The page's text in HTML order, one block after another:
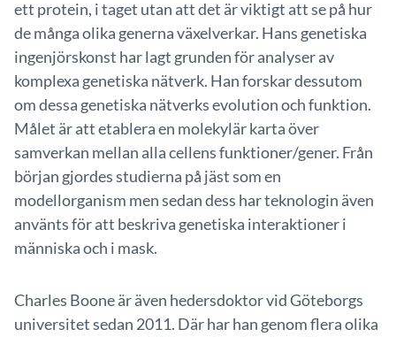
ett protein, i taget utan att det är viktigt att se på hur
de många olika generna växelverkar. Hans genetiska
ingenjörskonst har lagt grunden för analyser av
komplexa genetiska nätverk. Han forskar dessutom
om dessa genetiska nätverks evolution och funktion.
Målet är att etablera en molekylär karta över
samverkan mellan alla cellens funktioner/gener. Från
början gjordes studierna på jäst som en
modellorganism men sedan dess har teknologin även
använts för att beskriva genetiska interaktioner i
människa och i mask.
Charles Boone är även hedersdoktor vid Göteborgs
universitet sedan 2011. Där har han genom flera olika